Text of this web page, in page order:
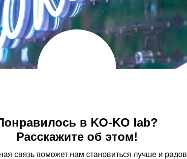
в KO-KO lab?
Расскажите об этом!
связь поможет нам становиться лучше и